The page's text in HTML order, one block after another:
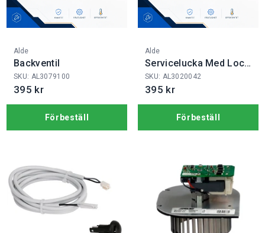
Fabrikat:
Alde
Backventil
SKU: AL3079100
395 kr
Förbeställ
Fabrikat:
Alde
Servicelucka Med Lock
3020
SKU: AL3020042
395 kr
Förbeställ